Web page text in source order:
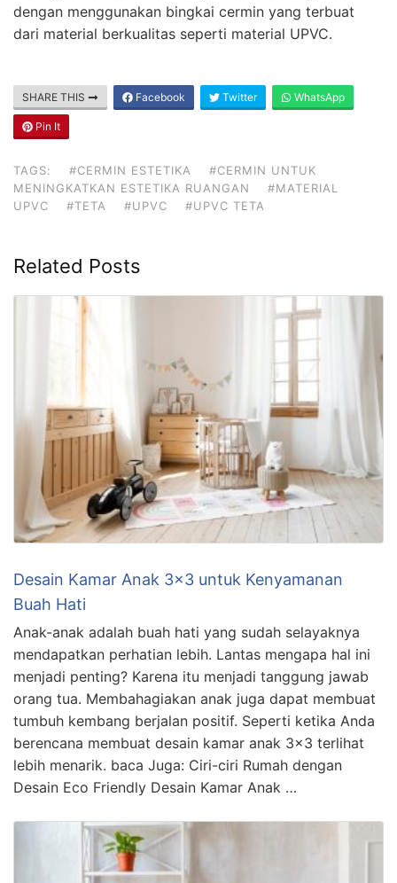
dengan menggunakan bingkai cermin yang terbuat
dari material berkualitas seperti material UPVC.
SHARE THIS Facebook Twitter WhatsApp
Pin It
TAGS: #CERMIN ESTETIKA
#CERMIN UNTUK
MENINGKATKAN ESTETIKA RUANGAN
#MATERIAL
UPVC
#TETA #UPVC #UPVC TETA
Related Posts
Desain Kamar Anak 3×3 untuk Kenyamanan
Buah Hati
Anak-anak adalah buah hati yang sudah selayaknya
mendapatkan perhatian lebih. Lantas mengapa hal ini
menjadi penting? Karena itu menjadi tanggung jawab
orang tua. Membahagiakan anak juga dapat membuat
tumbuh kembang berjalan positif. Seperti ketika Anda
berencana membuat desain kamar anak 3×3 terlihat
lebih menarik. baca Juga: Ciri-ciri Rumah dengan
Desain Eco Friendly Desain Kamar Anak …